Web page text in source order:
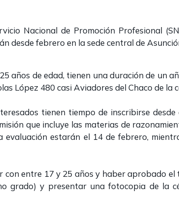
Nacional de Promoción Profesional
desde febrero en la sede central de
años de edad, tienen una duración de un
López 480 casi Aviadores del Chaco de la
tienen tiempo de inscribirse
que incluye las materias de
estarán el 14 de febrero,
entre 17 y 25 años y haber aprobado el
grado) y presentar una fotocopia de la